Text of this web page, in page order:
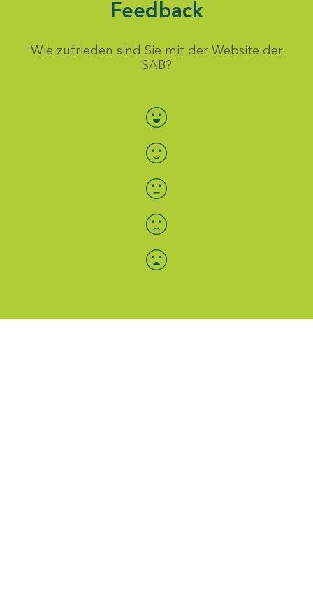
Feedback
Wie zufrieden sind Sie mit der Website der
SAB?
Bewertung auswählen